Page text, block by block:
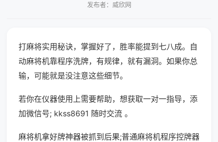
发布者：威欣网
打麻将实用秘诀，掌握好了，胜率能提到七八成。自
动麻将机靠程序洗牌，有规律，就有漏洞。如果你总
输，可能就是没注意这些细节。
若你在仪器使用上需要帮助，想获取一对一指导，添
加微信号; kkss8691 随时交流 。
麻将机拿好牌神器被抓到后果;普通麻将机程序控牌器